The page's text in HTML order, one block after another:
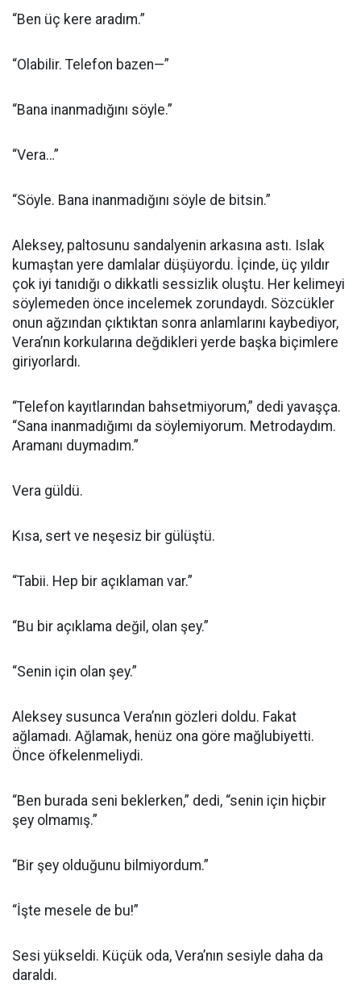
“Ben üç kere aradım.”
“Olabilir. Telefon bazen—”
“Bana inanmadığını söyle.”
“Vera…”
“Söyle. Bana inanmadığını söyle de bitsin.”
Aleksey, paltosunu sandalyenin arkasına astı. Islak
kumaştan yere damlalar düşüyordu. İçinde, üç yıldır
çok iyi tanıdığı o dikkatli sessizlik oluştu. Her kelimeyi
söylemeden önce incelemek zorundaydı. Sözcükler
onun ağzından çıktıktan sonra anlamlarını kaybediyor,
Vera’nın korkularına değdikleri yerde başka biçimlere
giriyorlardı.
“Telefon kayıtlarından bahsetmiyorum,” dedi yavaşça.
“Sana inanmadığımı da söylemiyorum. Metrodaydım.
Aramanı duymadım.”
Vera güldü.
Kısa, sert ve neşesiz bir gülüştü.
“Tabii. Hep bir açıklaman var.”
“Bu bir açıklama değil, olan şey.”
“Senin için olan şey.”
Aleksey susunca Vera’nın gözleri doldu. Fakat
ağlamadı. Ağlamak, henüz ona göre mağlubiyetti.
Önce öfkelenmeliydi.
“Ben burada seni beklerken,” dedi, “senin için hiçbir
şey olmamış.”
“Bir şey olduğunu bilmiyordum.”
“İşte mesele de bu!”
Sesi yükseldi. Küçük oda, Vera’nın sesiyle daha da
daraldı.